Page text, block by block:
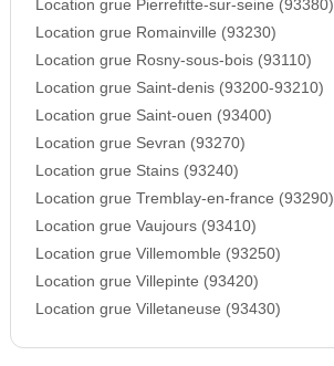
Location grue Pierrefitte-sur-seine (93380)
Location grue Romainville (93230)
Location grue Rosny-sous-bois (93110)
Location grue Saint-denis (93200-93210)
Location grue Saint-ouen (93400)
Location grue Sevran (93270)
Location grue Stains (93240)
Location grue Tremblay-en-france (93290)
Location grue Vaujours (93410)
Location grue Villemomble (93250)
Location grue Villepinte (93420)
Location grue Villetaneuse (93430)